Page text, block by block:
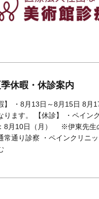
休暇・休診案内
】 ・8月13日～8月15日 8月
ります。 【休診】 ・ペイン
8月10日（月） ※伊東先生
常通り診察 ・ペインクリニ
休暇・休診案内” の